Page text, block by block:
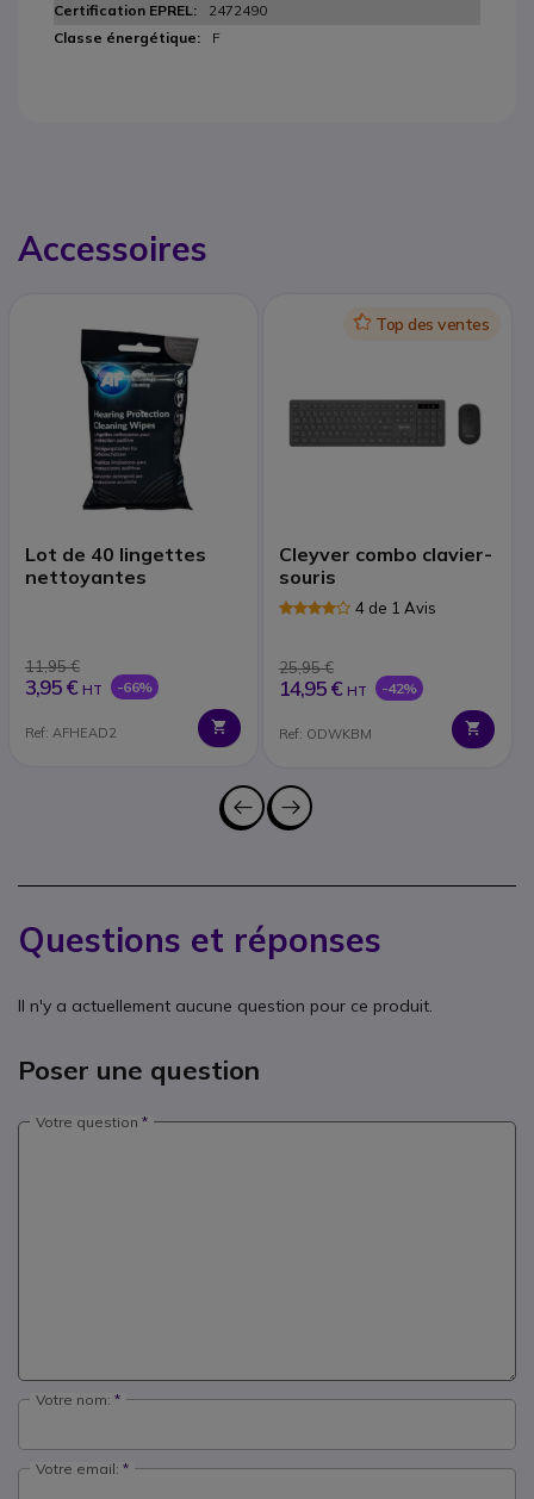
2472490
F
Accessoires
Lot de 40 lingettes
nettoyantes
11,95 €
3,95 € HT -66%
Ref: AFHEAD2
IconTop des ventes
Cleyver combo clavier-
souris
4 de 1 Avis
25,95 €
14,95 € HT -42%
Ref: ODWKBM
Questions et réponses
Il n'y a actuellement aucune question pour ce produit.
Poser une question
Votre question
Votre nom:
Votre email: